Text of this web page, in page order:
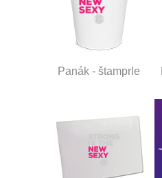
Panák - štamprle